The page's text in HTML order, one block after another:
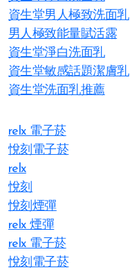
資生堂男人極致洗面乳
男人極致能量賦活露
資生堂淨白洗面乳
資生堂敏感話題潔膚乳
資生堂洗面乳推薦
relx 電子菸
悅刻電子菸
relx
悅刻
悅刻煙彈
relx 煙彈
relx 電子菸
悅刻電子菸